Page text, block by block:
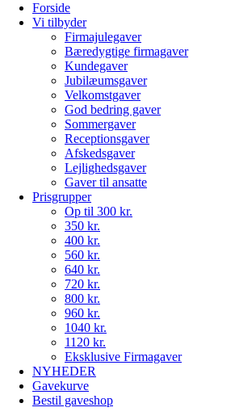
Forside
Vi tilbyder
Firmajulegaver
Bæredygtige firmagaver
Kundegaver
Jubilæumsgaver
Velkomstgaver
God bedring gaver
Sommergaver
Receptionsgaver
Afskedsgaver
Lejlighedsgaver
Gaver til ansatte
Prisgrupper
Op til 300 kr.
350 kr.
400 kr.
560 kr.
640 kr.
720 kr.
800 kr.
960 kr.
1040 kr.
1120 kr.
Eksklusive Firmagaver
NYHEDER
Gavekurve
Bestil gaveshop